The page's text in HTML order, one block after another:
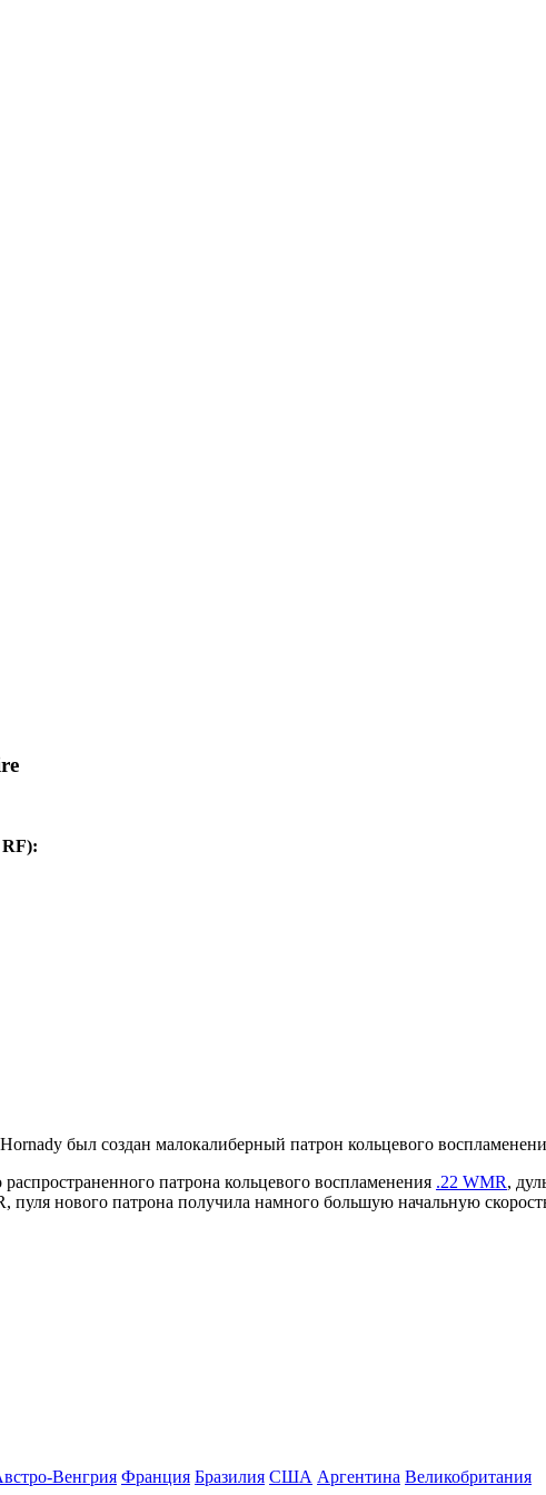
RF):
был создан малокалиберный патрон кольцевого
патрона кольцевого воспламенения .22 WMR,
пуля нового патрона получила намного большую начальную
Венгрия Франция Бразилия США Аргентина Великобритания